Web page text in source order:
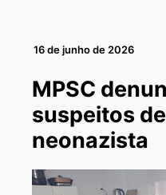
16 de junho de 2026
MPSC
suspeitos
neonazista